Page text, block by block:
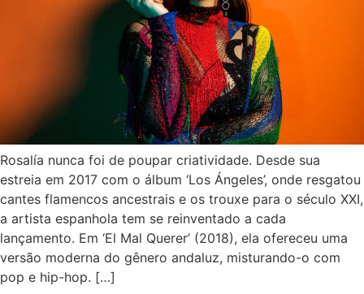
Rosalía nunca foi de poupar criatividade. Desde sua
estreia em 2017 com o álbum ‘Los Ángeles’, onde resgatou
cantes flamencos ancestrais e os trouxe para o século XXI,
a artista espanhola tem se reinventado a cada
lançamento. Em ‘El Mal Querer’ (2018), ela ofereceu uma
versão moderna do gênero andaluz, misturando-o com
pop e hip-hop. […]